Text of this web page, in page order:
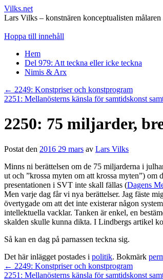
Vilks.net
Lars Vilks – konstnären konceptualisten målaren
Hoppa till innehåll
Hem
Del 979: Att teckna eller icke teckna
Nimis & Arx
← 2249: Konstpriser och konstprogram
2251: Mellanösterns känsla för samtidskonst
2250: 75 miljarder,
Postat den 2016 29 mars av Lars Vilks
Minns ni berättelsen om de 75 miljarderna i
ut och ”krossa myten om att krossa myten”)
presentationen i SVT inte skall fällas (Dagens
Men varje dag får vi nya berättelser. Jag fäste
övertygade om att det inte existerar någon
intellektuella vacklar. Tanken är enkel, en
skalden skulle kunna dikta. I Lindbergs artikel
Så kan en dag på parnassen teckna sig.
Det här inlägget postades i politik. Bokmärk
← 2249: Konstpriser och konstprogram
2251: Mellanösterns känsla för samtidskonst